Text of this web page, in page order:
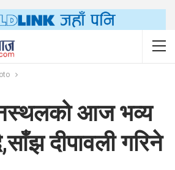
आज भव्य
दीपावली गरिने